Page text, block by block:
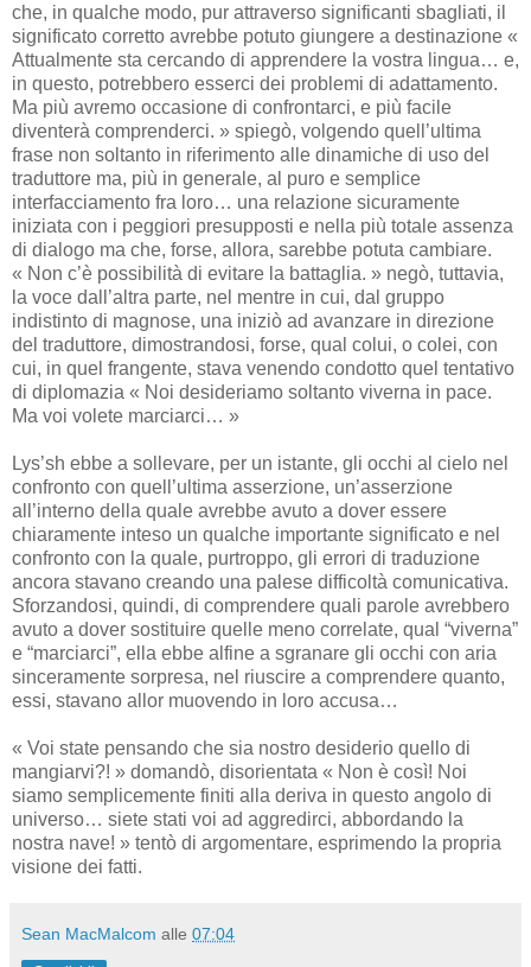
che, in qualche modo, pur attraverso significanti sbagliati, il
significato corretto avrebbe potuto giungere a destinazione «
Attualmente sta cercando di apprendere la vostra lingua… e,
in questo, potrebbero esserci dei problemi di adattamento.
Ma più avremo occasione di confrontarci, e più facile
diventerà comprenderci. » spiegò, volgendo quell’ultima
frase non soltanto in riferimento alle dinamiche di uso del
traduttore ma, più in generale, al puro e semplice
interfacciamento fra loro… una relazione sicuramente
iniziata con i peggiori presupposti e nella più totale assenza
di dialogo ma che, forse, allora, sarebbe potuta cambiare.
« Non c’è possibilità di evitare la battaglia. » negò, tuttavia,
la voce dall’altra parte, nel mentre in cui, dal gruppo
indistinto di magnose, una iniziò ad avanzare in direzione
del traduttore, dimostrandosi, forse, qual colui, o colei, con
cui, in quel frangente, stava venendo condotto quel tentativo
di diplomazia « Noi desideriamo soltanto viverna in pace.
Ma voi volete marciarci… »
Lys’sh ebbe a sollevare, per un istante, gli occhi al cielo nel
confronto con quell’ultima asserzione, un’asserzione
all’interno della quale avrebbe avuto a dover essere
chiaramente inteso un qualche importante significato e nel
confronto con la quale, purtroppo, gli errori di traduzione
ancora stavano creando una palese difficoltà comunicativa.
Sforzandosi, quindi, di comprendere quali parole avrebbero
avuto a dover sostituire quelle meno correlate, qual “viverna”
e “marciarci”, ella ebbe alfine a sgranare gli occhi con aria
sinceramente sorpresa, nel riuscire a comprendere quanto,
essi, stavano allor muovendo in loro accusa…
« Voi state pensando che sia nostro desiderio quello di
mangiarvi?! » domandò, disorientata « Non è così! Noi
siamo semplicemente finiti alla deriva in questo angolo di
universo… siete stati voi ad aggredirci, abbordando la
nostra nave! » tentò di argomentare, esprimendo la propria
visione dei fatti.
Sean MacMalcom alle 07:04